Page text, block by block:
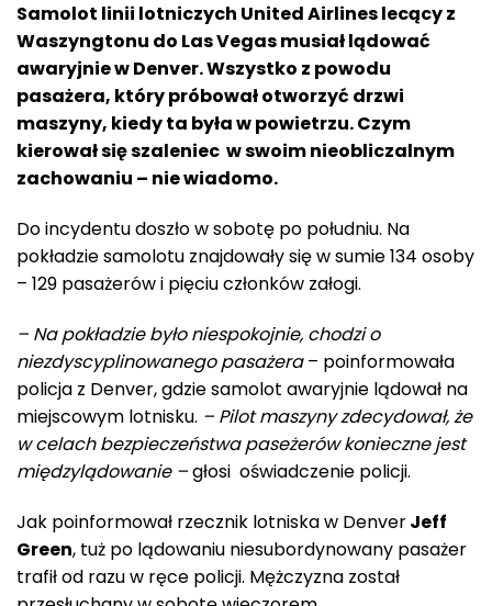
Samolot linii lotniczych United Airlines lecący z
Waszyngtonu do Las Vegas musiał lądować
awaryjnie w Denver. Wszystko z powodu
pasażera, który próbował otworzyć drzwi
maszyny, kiedy ta była w powietrzu. Czym
kierował się szaleniec w swoim nieobliczalnym
zachowaniu – nie wiadomo.
Do incydentu doszło w sobotę po południu. Na
pokładzie samolotu znajdowały się w sumie 134 osoby
– 129 pasażerów i pięciu członków załogi.
– Na pokładzie było niespokojnie, chodzi o
niezdyscyplinowanego pasażera– poinformowała
policja z Denver, gdzie samolot awaryjnie lądował na
miejscowym lotnisku. – Pilot maszyny zdecydował, że
w celach bezpieczeństwa paseżerów konieczne jest
międzylądowanie –głosi oświadczenie policji.
Jak poinformował rzecznik lotniska w DenverJeff
Green, tuż po lądowaniu niesubordynowany pasażer
trafił od razu w ręce policji. Mężczyzna został